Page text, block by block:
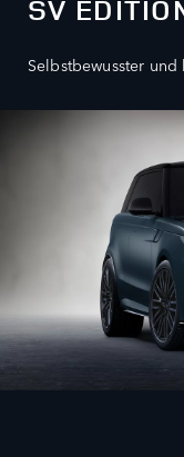
SV
Selbstbewusster